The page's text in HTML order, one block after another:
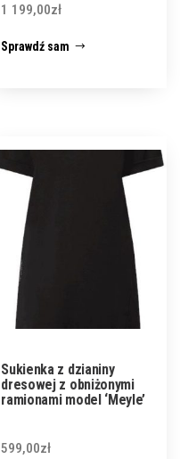
1 199,00zł
Sprawdź sam
Sukienka z dzianiny
dresowej z obniżonymi
ramionami model ‘Meyle’
599,00zł